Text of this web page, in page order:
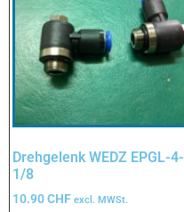
Drehgelenk WEDZ EPGL-4-
1/8
10.90CHF excl. MWSt.